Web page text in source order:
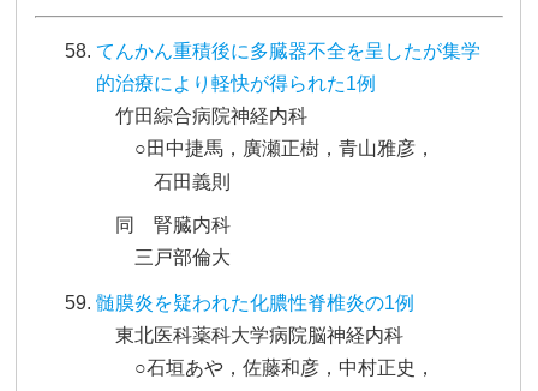
てんかん重積後に多臓器不全を呈したが集学
的治療により軽快が得られた1例
竹田綜合病院神経内科
○田中捷馬，廣瀬正樹，青山雅彦，
石田義則
同 腎臓内科
三戸部倫大
髄膜炎を疑われた化膿性脊椎炎の1例
東北医科薬科大学病院脳神経内科
○石垣あや，佐藤和彦，中村正史，